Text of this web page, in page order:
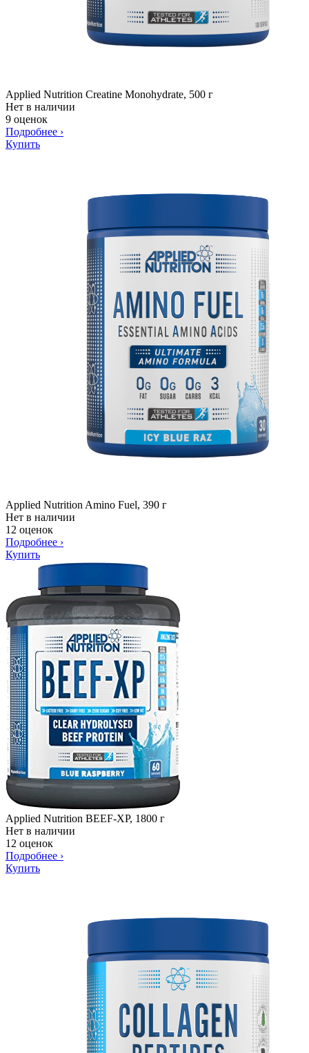
Applied Nutrition Creatine Monohydrate, 500 г
Нет в наличии
9 оценок
Подробнее ›
Купить
Applied Nutrition Amino Fuel, 390 г
Нет в наличии
12 оценок
Подробнее ›
Купить
Applied Nutrition BEEF-XP, 1800 г
Нет в наличии
12 оценок
Подробнее ›
Купить